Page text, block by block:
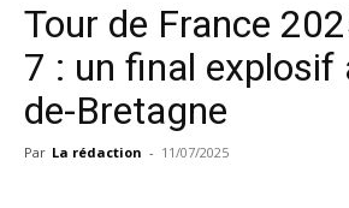
Tour de France
7 : un final explosif
de-Bretagne
Par La rédaction - 11/07/2025